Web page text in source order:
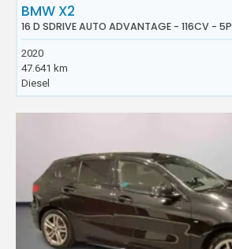
BMW X2
16 D SDRIVE AUTO ADVANTAGE - 116CV - 5P
2020
47.641 km
Diesel